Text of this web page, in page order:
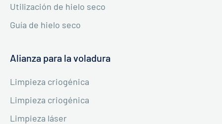
Utilización de hielo seco
Guía de hielo seco
Alianza para la voladura
Limpieza criogénica
Limpieza criogénica
Limpieza láser